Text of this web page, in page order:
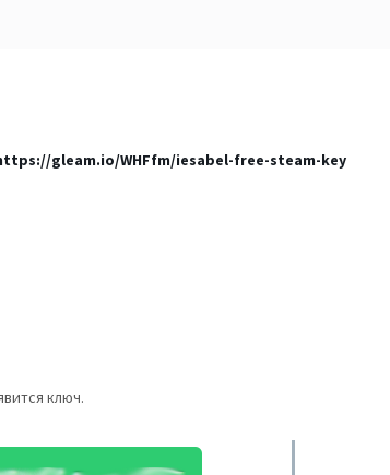
gleam.io/WHFfm/iesabel-free-steam-key
ключ.